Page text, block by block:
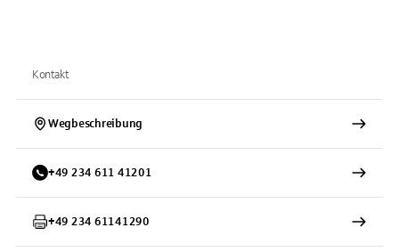
Kontakt
Wegbeschreibung
+49 234 611 41201
+49 234 61141290